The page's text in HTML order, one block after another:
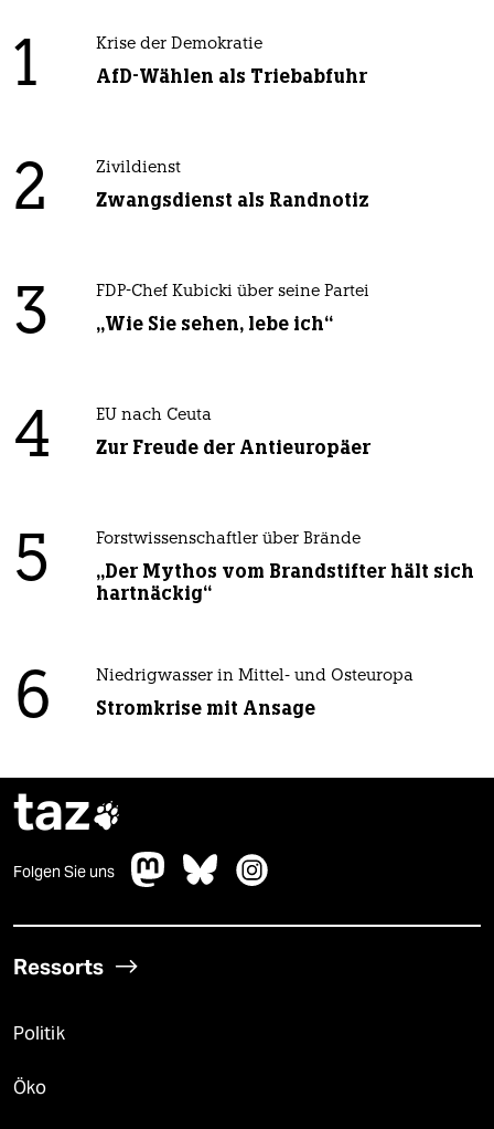
1 Krise der Demokratie
AfD-Wählen als Triebabfuhr
2 Zivildienst
Zwangsdienst als Randnotiz
3 FDP-Chef Kubicki über seine Partei
„Wie Sie sehen, lebe ich“
4 EU nach Ceuta
Zur Freude der Antieuropäer
5 Forstwissenschaftler über Brände
„Der Mythos vom Brandstifter hält sich
hartnäckig“
6 Niedrigwasser in Mittel- und Osteuropa
Stromkrise mit Ansage
taz
Folgen Sie uns
Ressorts
Politik
Öko